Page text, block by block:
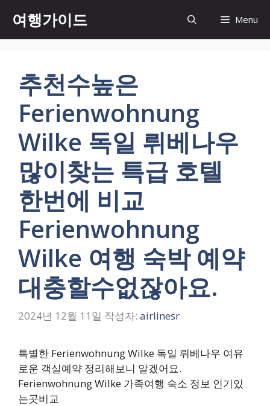
츠
여행가이드 Menu
추천수높은
Ferienwohnung
Wilke 독일 뤼베나우
많이찾는 특급 호텔
한번에 비교
Ferienwohnung
Wilke 여행 숙박 예약
대충할수없잖아요.
2024년 12월 11일 작성자: airlinesr
특별한 Ferienwohnung Wilke 독일 뤼베나우 여유
로운 객실예약 정리해보니 알겠어요.
Ferienwohnung Wilke 가족여행 숙소 정보 인기있
는곳비교